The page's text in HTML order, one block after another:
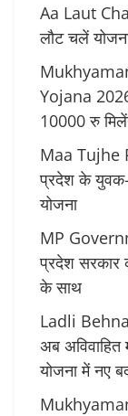
Aa Laut
लौट चलें
Yojana
10000 रु
Maa Tujhe
प्रदेश के युवक-
योजना
MP
प्रदेश सरकार
के साथ
Ladli
अब
योजना में नए